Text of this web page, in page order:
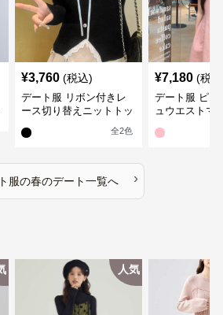
¥3,760 (税込)
デート服 リボン付きレ
ース切り替えニットトッ
全2色
¥7,180 (税
デート服 ピン
ュウエストマ
服の春のデート一覧へ ›
人気